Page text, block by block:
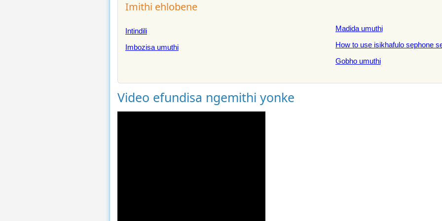
Imithi ehlobene
Intindili
Imbozisa umuthi
Madida umuthi
How to use isikhafulo sephone
Gobho umuthi
Video efundisa ngemithi yonke